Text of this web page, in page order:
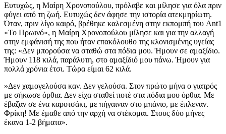
Ευτυχώς, η Μαίρη Χρονοπούλου, πρόλαβε και μίλησε για όλα πριν
φύγει από τη ζωή. Ευτυχώς δεν άφησε την ιστορία ατεκμηρίωτη.
Όταν, πριν λίγο καιρό, βρέθηκε καλεσμένη στην εκπομπή του Ant1
«Το Πρωινό», η Μαίρη Χρονοπούλου μίλησε και για την αλλαγή
στην εμφάνισή της που ήταν επακόλουθο της κλονισμένης υγείας
της: «Δεν μπορούσα να σταθώ στα πόδια μου. Ήμουν σε αμαξίδιο.
Ήμουν 118 κιλά, παράλυτη, στο αμαξίδιό μου πάνω. Ήμουν για
πολλά χρόνια έτσι. Τώρα είμαι 62 κιλά.
»Δεν χαμογελούσα καν. Δεν γελούσα. Στον πρώτο μήνα ο γιατρός
με σήκωσε όρθια. Δεν είχα σταθεί ποτέ στα πόδια μου όρθια. Με
έβαζαν σε ένα καροτσάκι, με πήγαιναν στο μπάνιο, με έπλεναν.
Φρίκη! Με έμαθε από την αρχή να στέκομαι. Στους δύο μήνες
έκανα 1-2 βήματα».